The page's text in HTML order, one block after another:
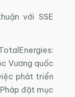
với SSE
Vương quốc
phát triển
đặt mục